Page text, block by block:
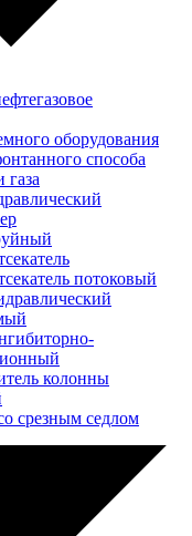
оборудования
способа
потоковый
колонны
срезным седлом